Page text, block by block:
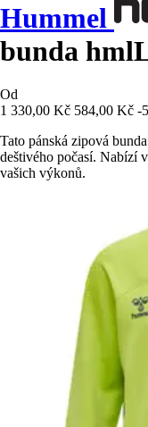
Hummel
bunda
Od
1 330,00 Kč 584,00 Kč -
Tato pánská zipová
deštivého počasí. Nabízí
vašich výkonů.